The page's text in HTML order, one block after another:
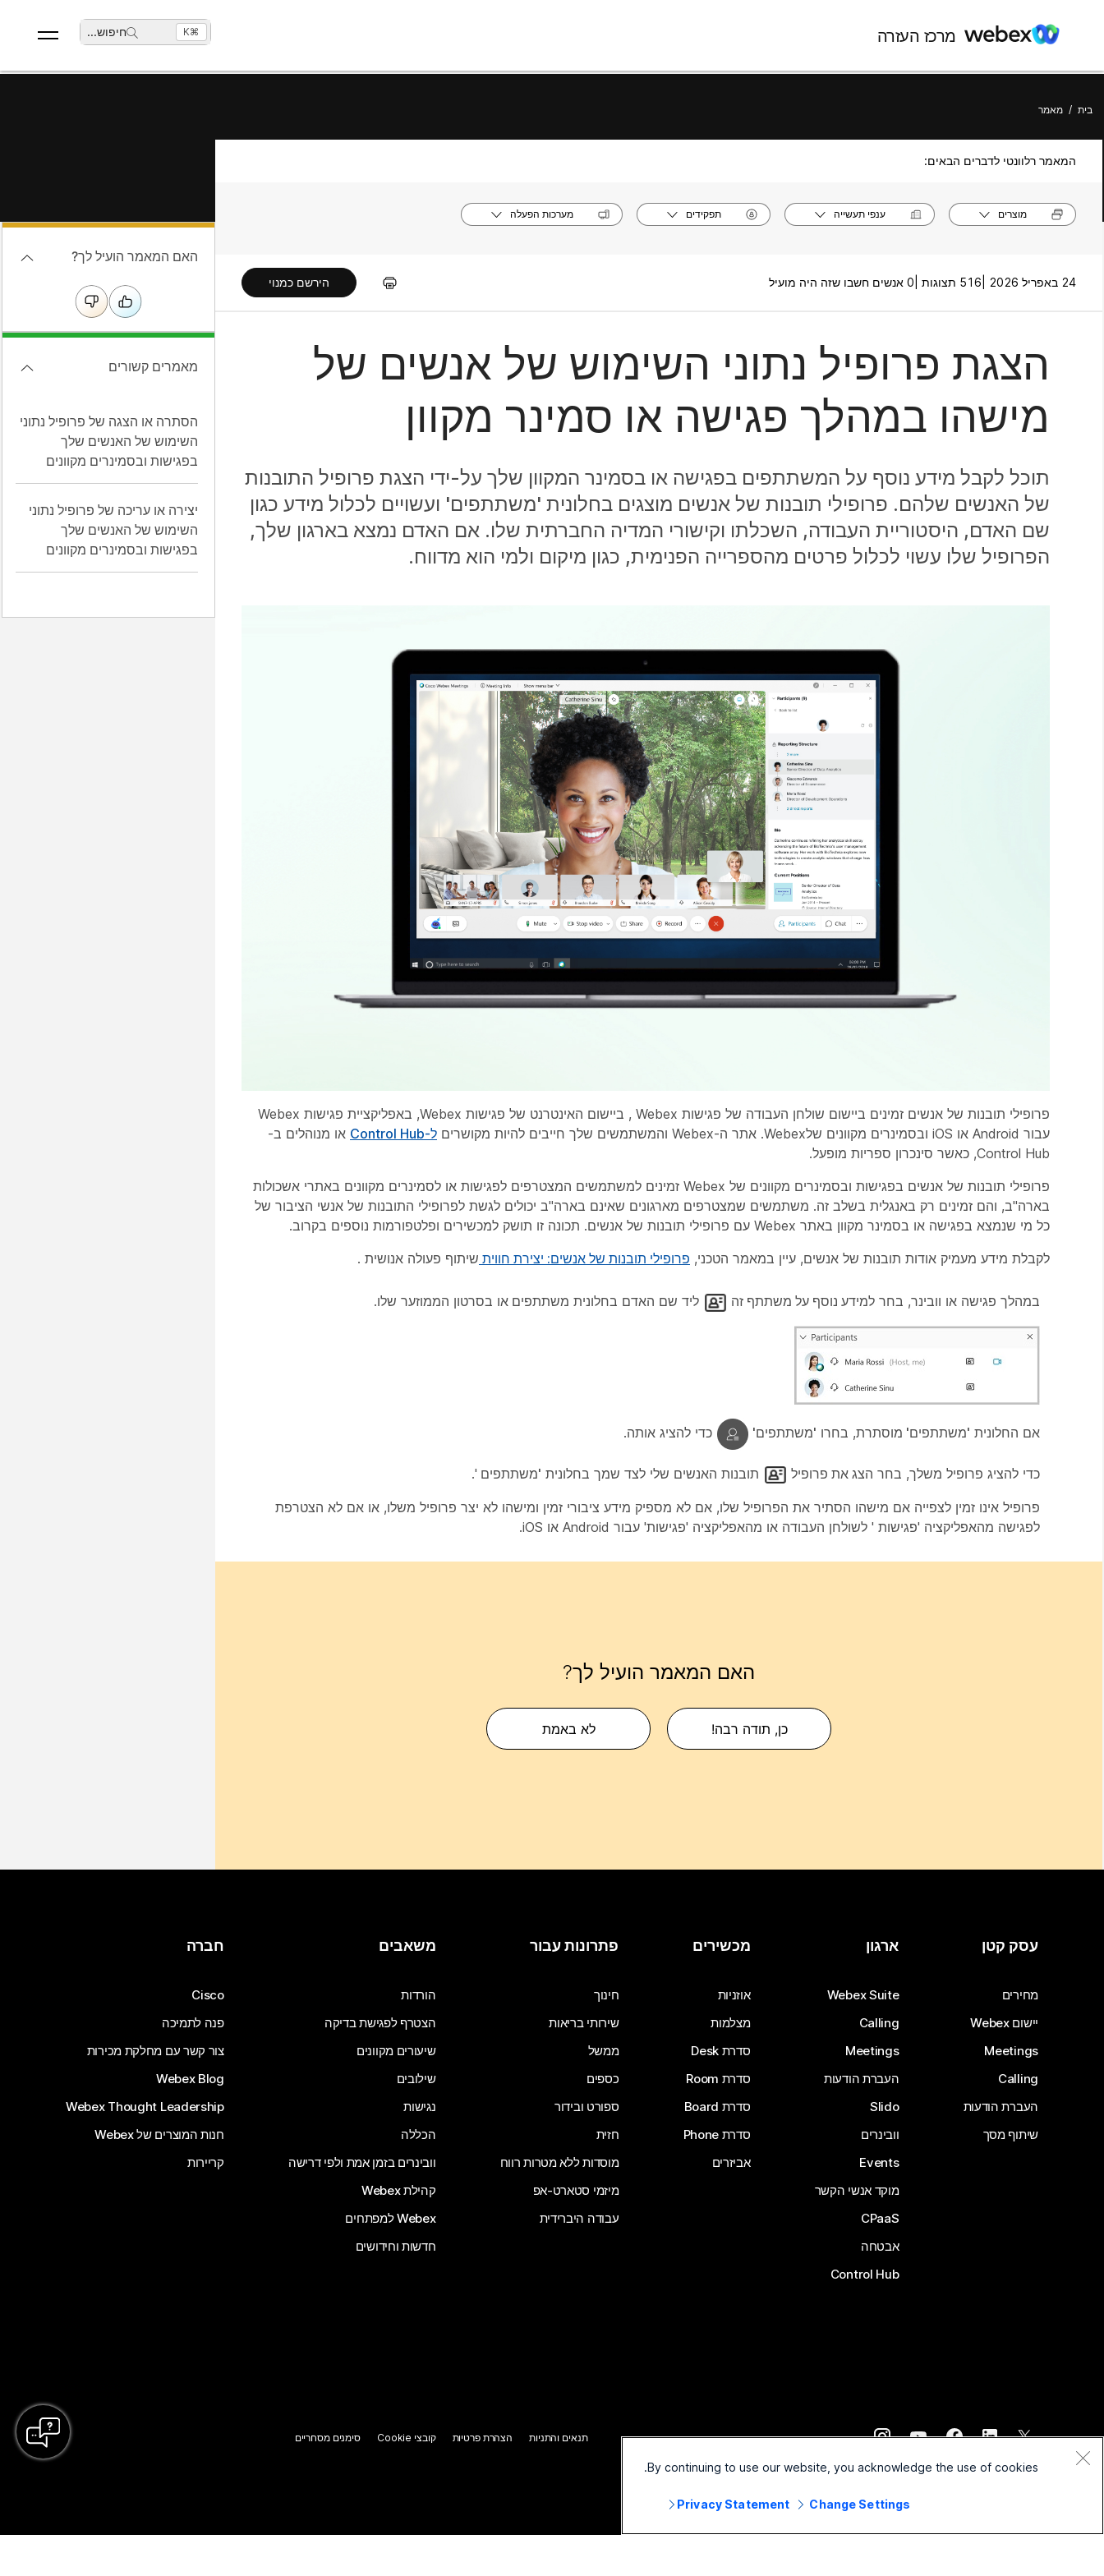
מרכז העזרה חיפוש... ⌘K
בית / מאמר
המאמר רלוונטי לדברים הבאים:
מוצרים ענפי תעשייה תפקידים מערכות הפעלה
24 באפריל 2026 | 516 תצוגות | 0 אנשים חשבו שזה היה מועיל הירשם כמנוי
הצגת פרופיל נתוני השימוש של אנשים של
מישהו במהלך פגישה או סמינר מקוון
תוכל לקבל מידע נוסף על המשתתפים בפגישה או בסמינר המקוון שלך על-ידי הצגת פרופיל התובנות
של האנשים שלהם. פרופילי תובנות של אנשים מוצגים בחלונית 'משתתפים' ועשויים לכלול מידע כגון
שם האדם, היסטוריית העבודה, השכלתו וקישורי המדיה החברתית שלו. אם האדם נמצא בארגון שלך,
הפרופיל שלו עשוי לכלול פרטים מהספרייה הפנימית, כגון מיקום ולמי הוא מדווח.
פרופילי תובנות של אנשים זמינים ביישום שולחן העבודה של פגישות Webex , ביישום האינטרנט של פגישות Webex, באפליקציית פגישות Webex
עבור Android או iOS ובסמינרים מקוונים שלWebex. אתר ה-Webex והמשתמשים שלך חייבים להיות מקושרים
ל-Control Hub
או מנוהלים ב-
Control Hub, כאשר סינכרון ספריות מופעל.
פרופילי תובנות של אנשים בפגישות ובסמינרים מקוונים של Webex זמינים למשתמשים המצטרפים לפגישות או לסמינרים מקוונים באתרי אשכולות
בארה"ב, והם זמינים רק באנגלית בשלב זה. משתמשים שמצטרפים מארגונים שאינם בארה"ב יכולים לגשת לפרופילי התובנות של אנשי הציבור של
כל מי שנמצא בפגישה או בסמינר מקוון באתר Webex עם פרופילי תובנות של אנשים. תכונה זו תושק למכשירים ופלטפורמות נוספים בקרוב.
לקבלת מידע מעמיק אודות תובנות של אנשים, עיין במאמר הטכני, פרופילי תובנות של אנשים: יצירת חווית שיתוף פעולה אנושית .
במהלך פגישה או וובינר, בחר למידע נוסף על משתתף זה ליד שם האדם בחלונית משתתפים או בסרטון הממוזער שלו.
אם החלונית 'משתתפים' מוסתרת, בחרו 'משתתפים' כדי להציג אותה.
כדי להציג פרופיל משלך, בחר הצג את פרופיל תובנות האנשים שלי לצד שמך בחלונית 'משתתפים '.
פרופיל אינו זמין לצפייה אם מישהו הסתיר את הפרופיל שלו, אם לא מספיק מידע ציבורי זמין ומישהו לא יצר פרופיל משלו, או אם לא הצטרפת
לפגישה מהאפליקציה 'פגישות ' לשולחן העבודה או מהאפליקציה 'פגישות' עבור Android או iOS.
האם המאמר הועיל לך?
כן, תודה רבה! לא באמת
האם המאמר הועיל לך?
מאמרים קשורים
הסתרה או הצגה של פרופיל נתוני
השימוש של האנשים שלך
בפגישות ובסמינרים מקוונים
יצירה או עריכה של פרופיל נתוני
השימוש של האנשים שלך
בפגישות ובסמינרים מקוונים
עסק קטן
מחירים
יישום Webex
Meetings
Calling
העברת הודעות
שיתוף מסך
ארגון
Webex Suite
Calling
Meetings
העברת הודעות
Slido
וובינרים
Events
מוקד אנשי הקשר
CPaaS
אבטחה
Control Hub
מכשירים
אוזניות
מצלמות
סדרת Desk
סדרת Room
סדרת Board
סדרת Phone
אביזרים
פתרונות עבור
חינוך
שירותי בריאות
ממשל
כספים
ספורט ובידור
חזית
מוסדות ללא מטרות רווח
מיזמי סטארט-אפ
עבודה היברידית
משאבים
הורדות
הצטרף לפגישת בדיקה
שיעורים מקוונים
שילובים
נגישות
הכללה
וובינרים בזמן אמת ולפי דרישה
קהילת Webex
Webex למפתחים
חדשות וחידושים
חברה
Cisco
פנה לתמיכה
צור קשר עם מחלקת מכירות
Webex Blog
Webex Thought Leadership
חנות המוצרים של Webex
קריירות
2026Cisco ו/או החברות המשויכות לה. כל הזכויות שמורות.
תנאים והתניות הצהרת פרטיות קובצי Cookie סימנים מסחריים
By continuing to use our website, you acknowledge the use of cookies.
Privacy Statement Change Settings